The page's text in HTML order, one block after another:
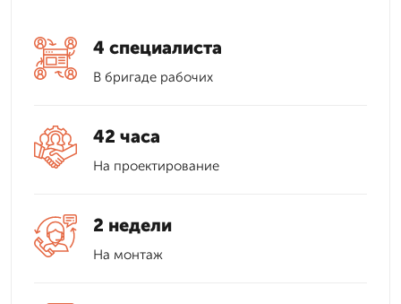
4 специалиста
В бригаде рабочих
42 часа
На проектирование
2 недели
На монтаж